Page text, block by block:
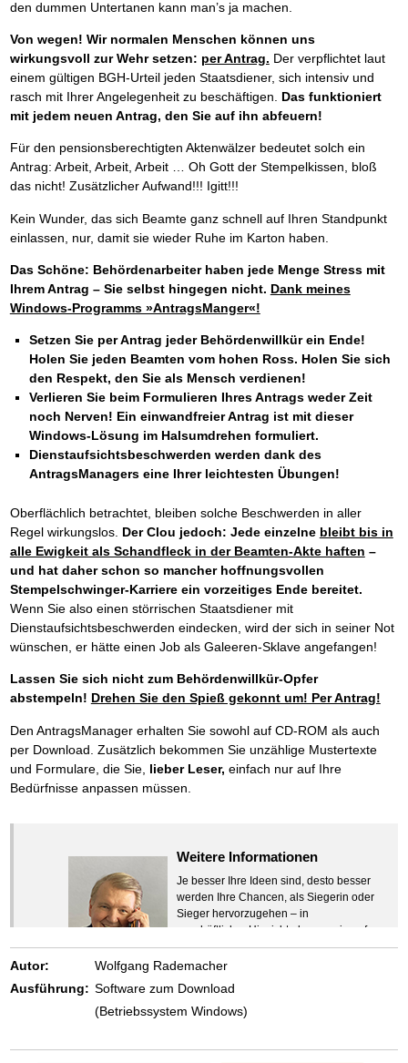
den dummen Untertanen kann man’s ja machen.
Von wegen! Wir normalen Menschen können uns
wirkungsvoll zur Wehr setzen: per Antrag. Der verpflichtet laut
einem gültigen BGH-Urteil jeden Staatsdiener, sich intensiv und
rasch mit Ihrer Angelegenheit zu beschäftigen. Das funktioniert
mit jedem neuen Antrag, den Sie auf ihn abfeuern!
Für den pensionsberechtigten Aktenwälzer bedeutet solch ein
Antrag: Arbeit, Arbeit, Arbeit … Oh Gott der Stempelkissen, bloß
das nicht! Zusätzlicher Aufwand!!! Igitt!!!
Kein Wunder, das sich Beamte ganz schnell auf Ihren Standpunkt
einlassen, nur, damit sie wieder Ruhe im Karton haben.
Das Schöne: Behördenarbeiter haben jede Menge Stress mit
Ihrem Antrag – Sie selbst hingegen nicht. Dank meines
Windows-Programms »AntragsManger«!
Setzen Sie per Antrag jeder Behördenwillkür ein Ende!
Holen Sie jeden Beamten vom hohen Ross. Holen Sie sich
den Respekt, den Sie als Mensch verdienen!
Verlieren Sie beim Formulieren Ihres Antrags weder Zeit
noch Nerven! Ein einwandfreier Antrag ist mit dieser
Windows-Lösung im Halsumdrehen formuliert.
Dienstaufsichtsbeschwerden werden dank des
AntragsManagers eine Ihrer leichtesten Übungen!
Oberflächlich betrachtet, bleiben solche Beschwerden in aller
Regel wirkungslos. Der Clou jedoch: Jede einzelne bleibt bis in
alle Ewigkeit als Schandfleck in der Beamten-Akte haften –
und hat daher schon so mancher hoffnungsvollen
Stempelschwinger-Karriere ein vorzeitiges Ende bereitet.
Wenn Sie also einen störrischen Staatsdiener mit
Dienstaufsichtsbeschwerden eindecken, wird der sich in seiner Not
wünschen, er hätte einen Job als Galeeren-Sklave angefangen!
Lassen Sie sich nicht zum Behördenwillkür-Opfer
abstempeln! Drehen Sie den Spieß gekonnt um! Per Antrag!
Den AntragsManager erhalten Sie sowohl auf CD-ROM als auch
per Download. Zusätzlich bekommen Sie unzählige Mustertexte
und Formulare, die Sie, lieber Leser, einfach nur auf Ihre
Bedürfnisse anpassen müssen.
Weitere Informationen
Je besser Ihre Ideen sind, desto besser
werden Ihre Chancen, als Siegerin oder
Sieger hervorzugehen – in
geschäftlicher Hinsicht ebenso wie auf
beruflichem oder privatem Gebiet. Denn
eins ist todsicher:
Zeigen Sie mit der Maus hierhin, um
Autor:
Wolfgang Rademacher
Ausführung: Software zum Download
(Betriebssystem Windows)